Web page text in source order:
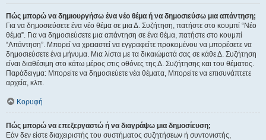
Πώς μπορώ να δημιουργήσω ένα νέο θέμα ή να δημοσιεύσω μια απάντηση;
Για να δημοσιεύσετε ένα νέο θέμα σε μια Δ. Συζήτηση, πατήστε στο κουμπί “Νέο
θέμα”. Για να δημοσιεύσετε μια απάντηση σε ένα θέμα, πατήστε στο κουμπί
“Απάντηση”. Μπορεί να χρειαστεί να εγγραφείτε προκειμένου να μπορέσετε να
δημοσιεύσετε ένα μήνυμα. Μια λίστα με τα δικαιώματά σας σε κάθε Δ. Συζήτηση
είναι διαθέσιμη στο κάτω μέρος στις οθόνες της Δ. Συζήτησης και του θέματος.
Παράδειγμα: Μπορείτε να δημοσιεύετε νέα θέματα, Μπορείτε να επισυνάπτετε
αρχεία, κλπ.
Κορυφή
Πώς μπορώ να επεξεργαστώ ή να διαγράψω μια δημοσίευση;
Εάν δεν είστε διαχειριστής του συστήματος συζητήσεων ή συντονιστής,